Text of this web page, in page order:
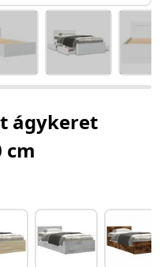
ágykeret
cm